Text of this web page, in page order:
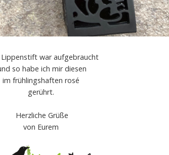
war aufgebraucht
so habe ich mir diesen
im frühlingshaften rosé
gerührt.
Herzliche Grüße
von Eurem